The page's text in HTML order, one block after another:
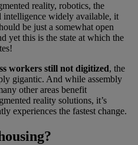
reality, robotics, the
widely available, it
be just a somewhat open
yet this is the state at which the
workers still not digitized, the
gigantic. And while assembly
other areas benefit
reality solutions, it’s
experiences the fastest change.